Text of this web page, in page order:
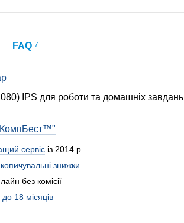
FAQ7
IPS для роботи та домашніх завдань
сервісіз 2014 р.
знижки
без комісії
до 18 місяців